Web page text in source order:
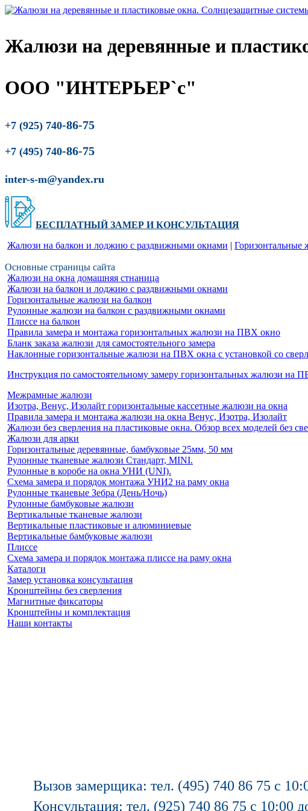
Жалюзи на деревянные и
ООО "ИНТЕРЬЕР`с"
+7 (925) 740-86-75
+7 (495) 740-86-75
inter-s-m@yandex.ru
БЕСПЛАТНЫЙ ЗАМЕР ИКОНСУЛЬТАЦИЯ
Жалюзи на балкон и лоджию c раздвижными окнами | Горизонтальные
Основные страницы сайта
Жалюзи на окна домашняя стнаница
Жалюзи на балкон и лоджию c раздвижными окнами
Горизонтальные жалюзи на балкон
Рулонные жалюзи на балкон с раздвижными окнами
Плиссе на балкон
Правила замера и монтажа горизонтальных жалюзи на ПВХ окно
Бланк заказа жалюзи для самостоятельного замера
Наклонные горизонтальные жалюзи на ПВХ окна с установкой со
Инструкция по самостоятельному замеру горизонтальных жалюзи на
Межрамные жалюзи
Изотра, Венус, Изолайт горизонтальные кассетные жалюзи на окна
Правила замера и монтажа жалюзи на окна Венус, Изотра, Изолайт
Жалюзи без сверления на пластиковые окна. Обзор всех моделей без
Жалюзи для арки
Горизонтальные деревянные, бамбуковые 25мм, 50 мм
Рулонные тканевые жалюзи Стандарт, MINI.
Рулонные в коробе на окна УНИ (UNI).
Схема замера и порядок монтажа УНИ2 на раму окна
Рулонные тканевые Зебра (День/Ночь)
Рулонные бамбуковые жалюзи
Вертикальные тканевые жалюзи
Вертикальные пластиковые и алюминиевые
Вертикальные бамбуковые жалюзи
Плиссе
Схема замера и порядок монтажа плиссе на раму окна
Каталоги
Замер установка консультация
Кронштейны без сверления
Магнитные фиксаторы
Кронштейны и комплектация
Наши контакты
Вызов замерщика: тел. (495) 740 86 75 с
Консультация: тел. (925) 740 86 75 с 10:00